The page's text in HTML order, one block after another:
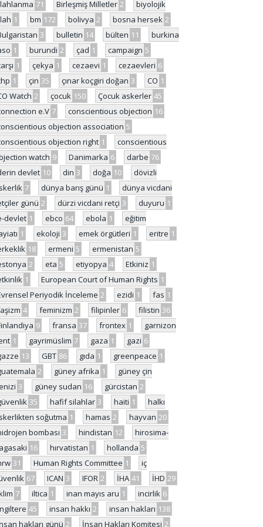
71 Birleşmiş Milletler 2
biyolojik
1 bm 172 bolivya 2 bosna hersek 2
3 bulletin 14 bülten 11
burkina
1 burundi 2 çad 1 campaign 5
1 çekya 1 cezaevi 1 cezaevleri 6
1 çin 35 çınar koçgiri doğan 3 CO 1
Watch 2 çocuk 150 Çocuk askerler 45
e.V 7 conscientious objection 16
objection association 5
objection right 1
conscientious
watch 9 Danimarka 6 darbe 76
devlet 10 din 3 doğa 10
dövizli
7 dünya barış günü 1
dünya vicdani
günü 2 dürzi vicdani retçi 3 duyuru 1
devlet 1 ebco 64 ebola 1
eğitim
1 ekoloji 3 emek örgütleri 1 eritre 1
18 ermeni 5 ermenistan 5
2 eta 5 etiyopya 4 Etkiniz 1
1 European Court of Human Rights 1
Periyodik İnceleme 2 ezidi 1 fas 1
4 feminizm 2 filipinler 6 filistin 36
9 fransa 37 frontex 1
garnizon
1 gayrimüslim 7 gaza 1 gazi 6
13 GBT 86 gıda 1 greenpeace 1
2 güney afrika 1
güney çin
3 güney sudan 16 gürcistan 2
35 hafif silahlar 3 haiti 1
halkı
soğutma 1 hamas 2 hayvan 20
bombası 3 hindistan 12
hirosima-
16 hırvatistan 1 hollanda 5
31 Human Rights Committee 1
iç
67 ICAN 3 IFOR 2 İHA 41 İHD 29
7 iltica 1 inan mayıs aru 1 incirlik 6
45 insan hakkı 2 insan hakları 138
hakları günü 2 İnsan Hakları Komitesi 2